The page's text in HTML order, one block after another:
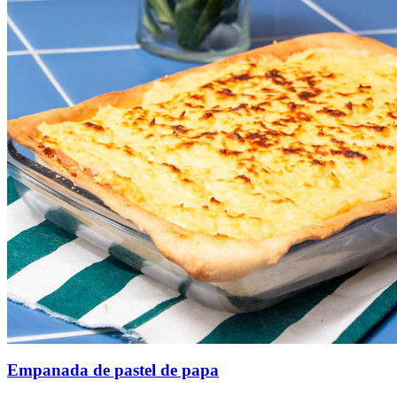
Empanada de pastel de papa